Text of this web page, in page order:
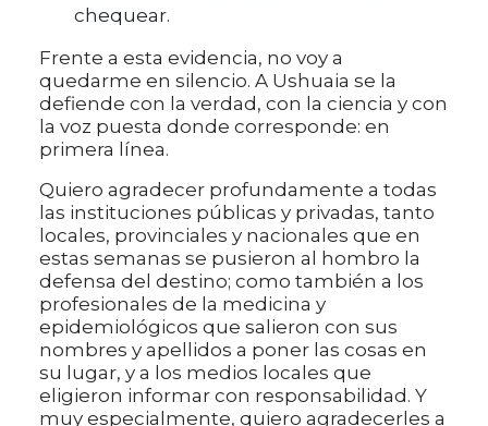
chequear.
Frente a esta evidencia, no voy a
quedarme en silencio. A Ushuaia se la
defiende con la verdad, con la ciencia y con
la voz puesta donde corresponde: en
primera línea.
Quiero agradecer profundamente a todas
las instituciones públicas y privadas, tanto
locales, provinciales y nacionales que en
estas semanas se pusieron al hombro la
defensa del destino; como también a los
profesionales de la medicina y
epidemiológicos que salieron con sus
nombres y apellidos a poner las cosas en
su lugar, y a los medios locales que
eligieron informar con responsabilidad. Y
muy especialmente, quiero agradecerles a